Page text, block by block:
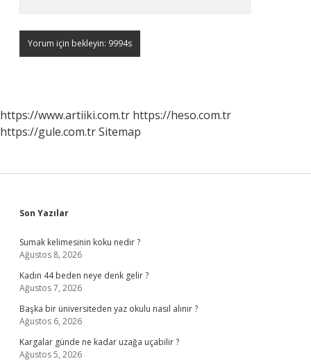
https://www.artiiki.com.tr https://heso.com.tr
https://gule.com.trSitemap
Sidebar
Son Yazılar
Sumak kelimesinin koku nedir ?
Ağustos 8, 2026
Kadın 44 beden neye denk gelir ?
Ağustos 7, 2026
Başka bir üniversiteden yaz okulu nasıl alınır ?
Ağustos 6, 2026
Kargalar günde ne kadar uzağa uçabilir ?
Ağustos 5, 2026